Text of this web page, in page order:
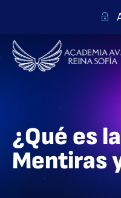
¿Qué es
Mentiras